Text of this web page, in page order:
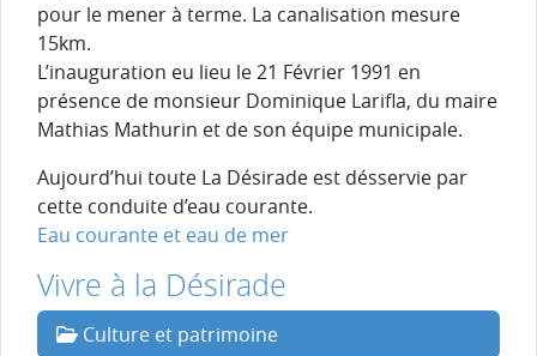
pour le mener à terme. La canalisation mesure
15km.
L’inauguration eu lieu le 21 Février 1991 en
présence de monsieur Dominique Larifla, du maire
Mathias Mathurin et de son équipe municipale.
Aujourd’hui toute La Désirade est désservie par
cette conduite d’eau courante.
Eau courante et eau de mer
Vivre à la Désirade
Culture et patrimoine